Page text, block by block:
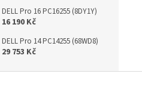
DELL Pro 16 PC16255 (8DY1Y)
16 190 Kč
DELL Pro 14 PC14255 (68WD8)
29 753 Kč